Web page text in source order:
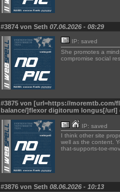
#3874 von Seth 07.06.2026 - 08:29
IP: saved
She promotes a
compromise social
#3875 von [url=https://
balance/]flexor digitorum longus[/url]
IP: saved
I think other site
well as the content.
that-supports-toe-
#3876 von Seth 08.06.2026 - 10:13